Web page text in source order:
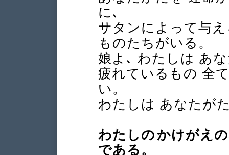
に､
サタンによって与
ものたちがいる。
娘よ､ わたしは あ
疲れているもの 全
い。
わたしは あなたが
わたしの かけがえ
である。